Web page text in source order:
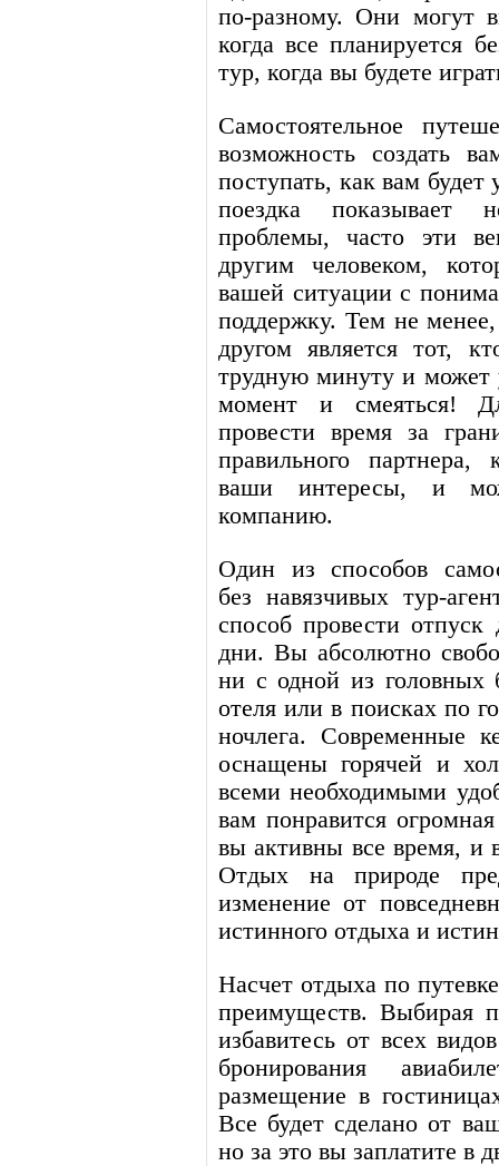
по-разному. Они могут
когда все планируется
тур, когда вы будете
Самостоятельное
возможность создать
поступать, как вам будет
поездка показывает
проблемы, часто эти
другим человеком,
вашей ситуации с
поддержку. Тем не
другом является тот,
трудную минуту и может
момент и смеяться!
провести время за
правильного партнера,
ваши интересы, и
компанию.
Один из способов
без навязчивых тур-
способ провести
дни. Вы абсолютно
ни с одной из головных
отеля или в поисках по
ночлега. Современные
оснащены горячей и
всеми необходимыми
вам понравится
вы активны все время, и
Отдых на природе
изменение от
истинного отдыха и
Насчет отдыха по
преимуществ. Выбирая
избавитесь от всех
бронирования
размещение в
Все будет сделано от
но за это вы заплатите в